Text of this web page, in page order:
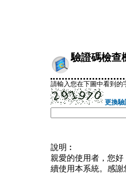
驗證碼檢查
請輸入您在下圖中看到的
更換驗
說明︰
親愛的使用者，您
續使用本系統。感謝